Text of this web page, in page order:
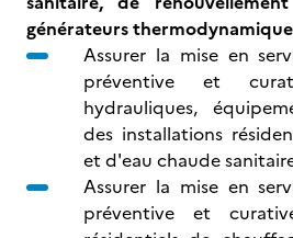
générateurs
Assurer la mise en
préventive et
hydrauliques,
des installations
et d'eau chaude
Assurer la mise en
préventive et